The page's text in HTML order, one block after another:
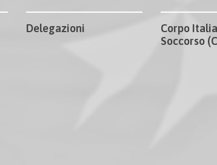
Delegazioni
Corpo
Soccorso